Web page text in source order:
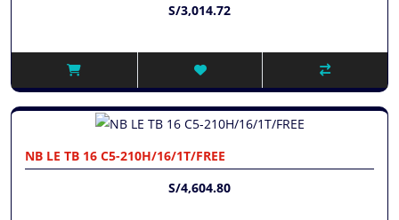
S/3,014.72
NB LE TB 16 C5-210H/16/1T/FREE
S/4,604.80